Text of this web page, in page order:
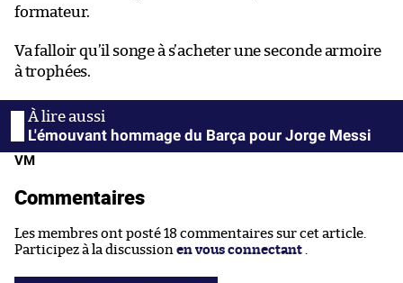
formateur.
Va falloir qu’il songe à s’acheter une seconde armoire
à trophées.
L'émouvant hommage du Barça pour Jorge Messi
VM
Commentaires
Les membres ont posté 18 commentaires sur cet article.
Participez à la discussion en vous connectant